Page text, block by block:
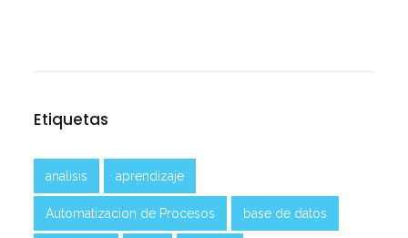
Etiquetas
analisis aprendizaje
Automatizacion de Procesos base de datos